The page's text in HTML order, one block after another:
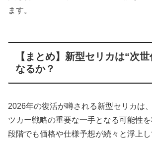
ます。
【まとめ】新型セリカは“次
なるか？
2026年の復活が噂される新型セリカは
ツカー戦略の重要な一手となる可能性
段階でも価格や仕様予想が続々と浮上